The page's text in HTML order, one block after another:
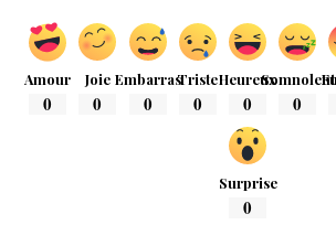
Amour
0
Joie
0
Embarras
0
Triste
0
Heureux
0
Somnolent
0
Surprise
0